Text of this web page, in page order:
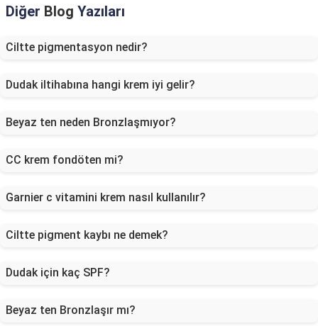
Diğer Blog Yazıları
Ciltte pigmentasyon nedir?
Dudak iltihabına hangi krem iyi gelir?
Beyaz ten neden Bronzlaşmıyor?
CC krem fondöten mi?
Garnier c vitamini krem nasıl kullanılır?
Ciltte pigment kaybı ne demek?
Dudak için kaç SPF?
Beyaz ten Bronzlaşır mı?